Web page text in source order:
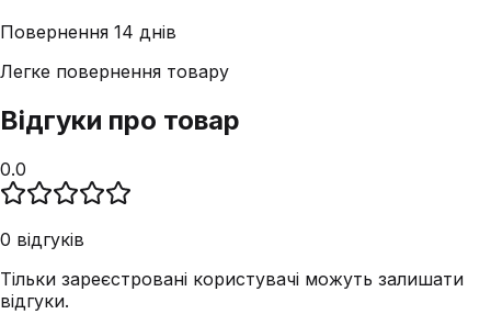
Повернення 14 днів
Легке повернення товару
Відгуки про товар
0.0
0 відгуків
Тільки зареєстровані користувачі можуть залишати
відгуки.